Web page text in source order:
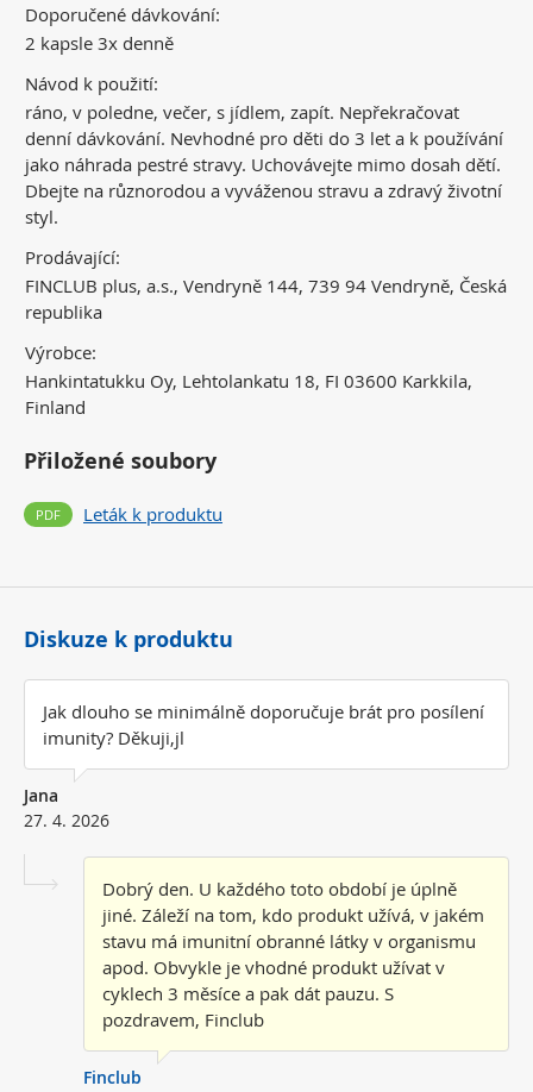
Doporučené dávkování:
2 kapsle 3x denně
Návod k použití:
ráno, v poledne, večer, s jídlem, zapít. Nepřekračovat
denní dávkování. Nevhodné pro děti do 3 let a k používání
jako náhrada pestré stravy. Uchovávejte mimo dosah dětí.
Dbejte na různorodou a vyváženou stravu a zdravý životní
styl.
Prodávající:
FINCLUB plus, a.s., Vendryně 144, 739 94 Vendryně, Česká
republika
Výrobce:
Hankintatukku Oy, Lehtolankatu 18, FI 03600 Karkkila,
Finland
Přiložené soubory
Leták k produktu
Diskuze k produktu
Jak dlouho se minimálně doporučuje brát pro posílení
imunity? Děkuji,jl
Jana
27. 4. 2026
Dobrý den. U každého toto období je úplně
jiné. Záleží na tom, kdo produkt užívá, v jakém
stavu má imunitní obranné látky v organismu
apod. Obvykle je vhodné produkt užívat v
cyklech 3 měsíce a pak dát pauzu. S
pozdravem, Finclub
Finclub